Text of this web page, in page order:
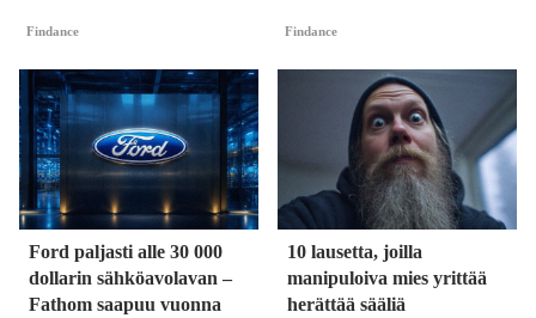
Findance Findance
Ford paljasti alle 30 000
dollarin sähköavolavan –
Fathom saapuu vuonna
10 lausetta, joilla
manipuloiva mies yrittää
herättää sääliä